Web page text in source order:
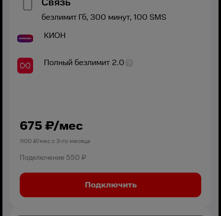
безлимитГб, 300 минут, 100 SMS
КИОН
Полный безлимит 2.0
675 ₽/мес
1100₽/мес с 3-го месяца
Подключение 550 ₽
Подключить